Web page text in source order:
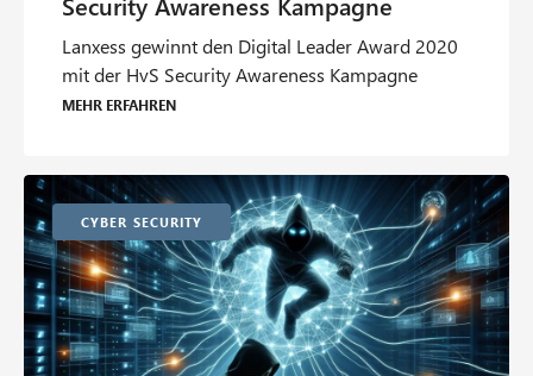
Lanxess gewinnt den Digital Leader Award 2020
mit der HvS Security Awareness Kampagne
Mehr erfahren
Cyber Security